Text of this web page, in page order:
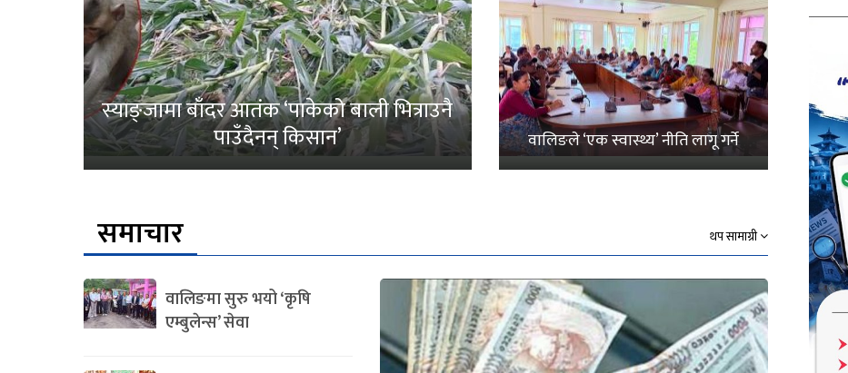
स्याङ्जामा बाँदर आतंक ‘पाकेको बाली भित्राउनै
पाउँदैनन् किसान’ वालिङले ‘एक स्वास्थ्य’ नीति लागू गर्ने
समाचार थप सामाग्री
वालिङमा सुरु भयो ‘कृषि
एम्बुलेन्स’ सेवा